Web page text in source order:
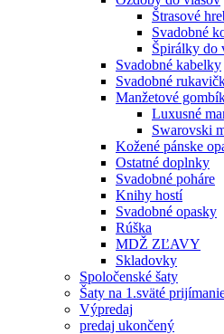
Štrasové
Svadobné
Špirálky do
Svadobné kabelky
Svadobné
Manžetové
Luxusné
Swarovski
Kožené pánske
Ostatné doplnky
Svadobné poháre
Knihy hostí
Svadobné opasky
Rúška
MDŽ ZĽAVY
Skladovky
Spoločenské šaty
Šaty na 1.sväté
Výpredaj
predaj ukončený